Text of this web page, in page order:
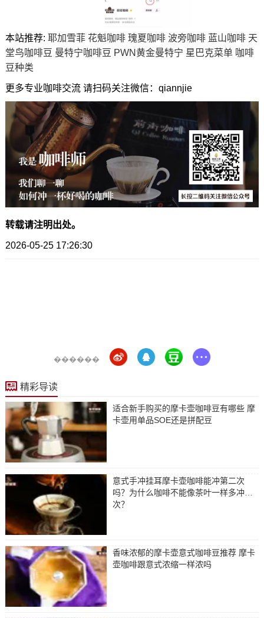
本站推荐: 耶加雪菲 花魁咖啡 瑰夏咖啡 波旁咖啡 蓝山咖啡 天
堂鸟咖啡豆 曼特宁咖啡豆 PWN黄金曼特宁 星巴克菜单 咖啡
豆种类
更多专业咖啡交流 请扫码关注微信：qiannjie
转载请注明出处。
2026-05-25 17:26:30
������
精彩导读
适合新手购买的摩卡壶咖啡豆有哪些 摩
卡壶用单品SOE还是拼配豆
意式手冲挂耳摩卡壶咖啡能冲第二次
吗？为什么咖啡不能像茶叶一样多冲几
次？
香味浓郁的摩卡壶意式咖啡豆推荐 摩卡
壶咖啡跟意式浓缩一样浓吗